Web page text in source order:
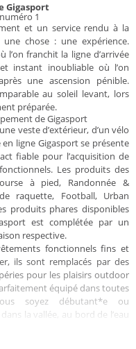
Gigasport
1
et un service rendu à la
chose : une expérience.
l’on franchit la ligne d’arrivée
instant inoubliable où l’on
une ascension pénible.
au soleil levant, lors
préparée.
de Gigasport
veste d’extérieur, d’un vélo
ligne Gigasport se présente
fiable pour l’acquisition de
Les produits des
à pied, Randonnée &
raquette, Football, Urban
produits phares disponibles
est complétée par un
respective.
fonctionnels fins et
ils sont remplacés par des
pour les plaisirs outdoor
équipé dans toutes
soyez débutant*e ou
la vallée, au bord de l’eau